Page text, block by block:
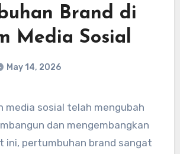
Brand di
Media Sosial
May 14, 2026
dan mengembangkan
ini, pertumbuhan brand sangat